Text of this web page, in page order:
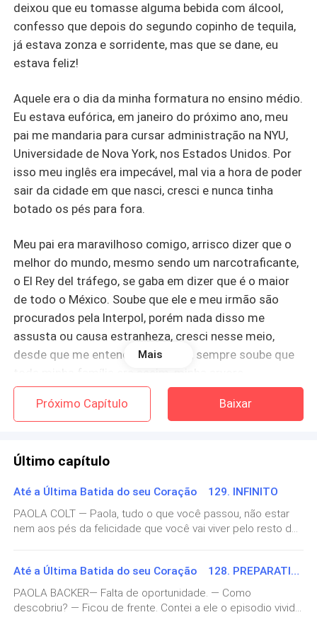
deixou que eu tomasse alguma bebida com álcool,
confesso que depois do segundo copinho de tequila,
já estava zonza e sorridente, mas que se dane, eu
estava feliz!
Aquele era o dia da minha formatura no ensino médio.
Eu estava eufórica, em janeiro do próximo ano, meu
pai me mandaria para cursar administração na NYU,
Universidade de Nova York, nos Estados Unidos. Por
isso meu inglês era impecável, mal via a hora de poder
sair da cidade em que nasci, cresci e nunca tinha
botado os pés para fora.
Meu pai era maravilhoso comigo, arrisco dizer que o
melhor do mundo, mesmo sendo um narcotraficante,
o El Rey del tráfego, se gaba em dizer que é o maior
de todo o México. Soube que ele e meu irmão são
procurados pela Interpol, porém nada disso me
assusta ou causa estranheza, cresci nesse meio,
desde que me entendo por gente, sempre soube que
toda minha família era assim, minha arvore
genealógica era inteira de traficantes, El Chapo por
exemplo, é primo do meu avô.
uma arma ou cheguei perto de drogas, eles faziam
parte nesse meio. Meu pai, ainda bem, nos deu a
opção de seguir ou não com sua “profissão”.
de nós dois presenciássemos coisas ruins. Os
“soldados” dele não entravam em casa, apenas alguns
ficavam no jardim da mansão ou do lado de fora do
Mais
Próximo Capítulo Baixar
Último capítulo
Até a Última Batida do seu Coração 129. INFINITO
PAOLA COLT — Paola, tudo o que você passou, não estar
nem aos pés da felicidade que você vai viver pelo resto da
Funguei. — Que a Santa Guadalupe a abençoe. Fechei os
olhos a coloquei a mão no peito. Virei para olhar novamente
o vestido lindo que eu usava. Ela havia escolhido comigo,
era um modelo simples, mas ao mesmo tempo luxuoso:
Até a Última Batida do seu Coração 128. PREPARATIVOS
PAOLA BACKER— Falta de oportunidade. — Como
descobriu? — Ficou de frente. Contei a ele o episodio vivido